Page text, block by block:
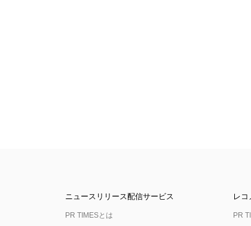
ニュースリリース配信サービス
PR TIMESとは
レコ
PR